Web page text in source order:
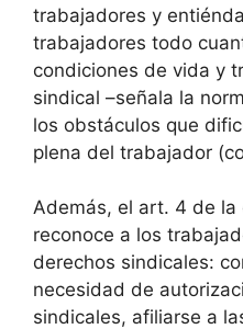
trabajadores y
trabajadores todo
condiciones de vida y
sindical –señala la
los obstáculos que
plena del trabajador
Además, el art. 4 de la
reconoce a los
derechos sindicales:
necesidad de
sindicales, afiliarse a